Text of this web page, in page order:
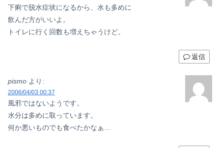
下痢で脱水症状になるから、水も多めに
飲んだ方がいいよ。
トイレに行く回数も増えちゃうけど。
返信
pismo より:
2006/04/03 00:37
風邪ではないようです。
水分は多めに取っています。
何か悪いものでも食べたかなぁ…